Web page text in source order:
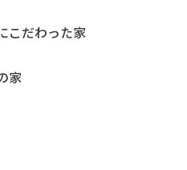
こだわった家
家